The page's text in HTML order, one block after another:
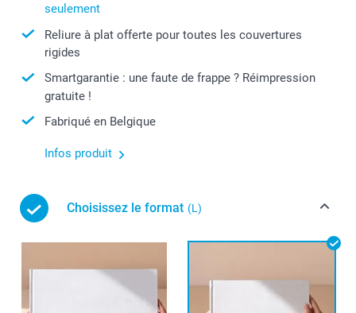
seulement
Reliure à plat offerte pour toutes les couvertures
rigides
Smartgarantie : une faute de frappe ? Réimpression
gratuite !
Fabriqué en Belgique
Infos produit
Choisissez le format (L)